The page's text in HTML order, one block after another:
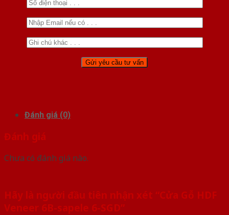
Đánh giá (0)
Đánh giá
Chưa có đánh giá nào.
Hãy là người đầu tiên nhận xét “Cửa Gỗ HDF
Veneer 6B-sapele 6-SGD”